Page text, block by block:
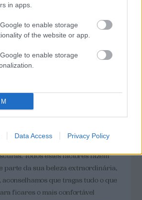
in apps.
to enable storage
of the website or app.
to enable storage
Data Access Privacy Policy
assinalados.
a natureza e não deixes
que não são permitidos animais na
os dias são secos, muito quentes e
Todos estes factores fazem
parte da sua beleza extraordinária,
aconselhamos que tragas tudo o que
ficares o mais confortável